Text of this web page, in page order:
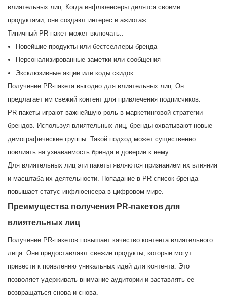
влиятельных лиц. Когда инфлюенсеры делятся своими
продуктами, они создают интерес и ажиотаж.
Типичный PR-пакет может включать::
Новейшие продукты или бестселлеры бренда
Персонализированные заметки или сообщения
Эксклюзивные акции или коды скидок
Получение PR-пакета выгодно для влиятельных лиц. Он
предлагает им свежий контент для привлечения подписчиков.
PR-пакеты играют важнейшую роль в маркетинговой стратегии
брендов. Используя влиятельных лиц, бренды охватывают новые
демографические группы. Такой подход может существенно
повлиять на узнаваемость бренда и доверие к нему.
Для влиятельных лиц эти пакеты являются признанием их влияния
и масштаба их деятельности. Попадание в PR-список бренда
повышает статус инфлюенсера в цифровом мире.
Преимущества получения PR-пакетов для
влиятельных лиц
Получение PR-пакетов повышает качество контента влиятельного
лица. Они предоставляют свежие продукты, которые могут
привести к появлению уникальных идей для контента. Это
позволяет удерживать внимание аудитории и заставлять ее
возвращаться снова и снова.